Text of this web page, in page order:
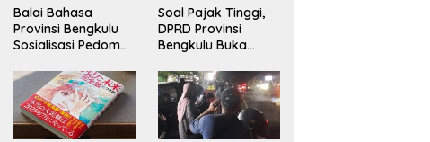
Balai Bahasa
Provinsi Bengkulu
Sosialisasi Pedoman
Penggunaan
Bahasa Indonesia
Soal Pajak Tinggi,
DPRD Provinsi
Bengkulu Buka
Pengaduan
Masyarakat